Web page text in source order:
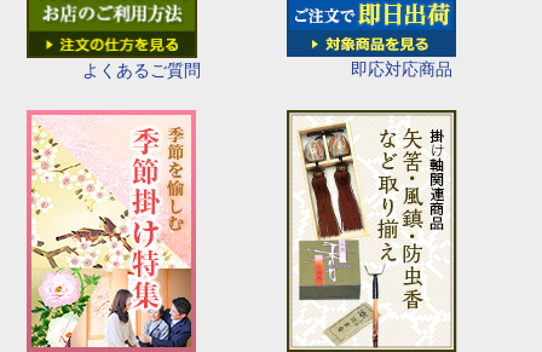
よくあるご質問 即応対応商品